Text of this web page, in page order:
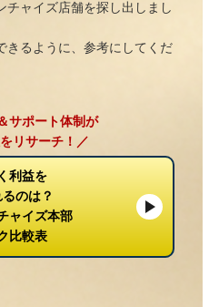
チャイズ店舗を探し出しまし
きるように、参考にしてくだ
サポート体制が
リサーチ！／
利益を
のは？
ャイズ本部
比較表